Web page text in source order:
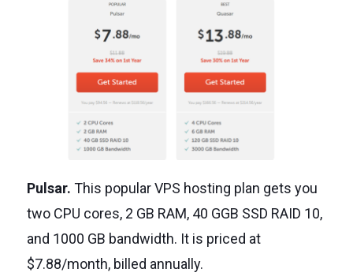
Pulsar. This popular VPS hosting plan gets you
two CPU cores, 2 GB RAM, 40 GGB SSD RAID 10,
and 1000 GB bandwidth. It is priced at
$7.88/month, billed annually.